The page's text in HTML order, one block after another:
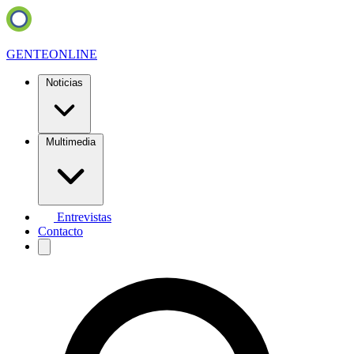
GENTEONLINE
Noticias
Multimedia
Entrevistas
Contacto